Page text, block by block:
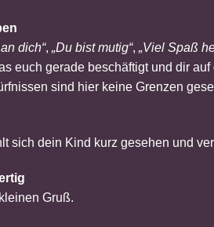
dich“, „Du bist mutig“, „Viel Spaß
euch gerade beschäftigt und dir
sind hier keine Grenzen
sich dein Kind kurz gesehen und
Gruß.